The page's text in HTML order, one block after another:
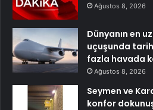
Ağustos 8, 2026
Dünyanın en
uçuşunda
fazla havada
Ağustos 8, 2026
Seymen ve
konfor